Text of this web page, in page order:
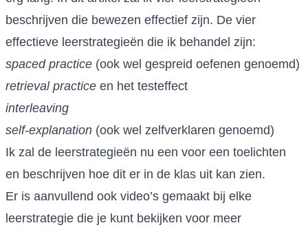
beschrijven die bewezen effectief zijn. De vier
effectieve leerstrategieën die ik behandel zijn:
spaced practice (ook wel gespreid oefenen genoemd)
retrieval practice en het testeffect
interleaving
self-explanation (ook wel zelfverklaren genoemd)
Ik zal de leerstrategieën nu een voor een toelichten
en beschrijven hoe dit er in de klas uit kan zien.
Er is aanvullend ook video’s gemaakt bij elke
leerstrategie die je kunt bekijken voor meer